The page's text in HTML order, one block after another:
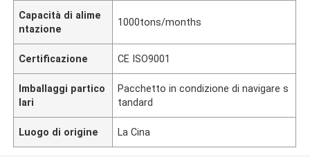
Capacità di alime
ntazione
1000tons/months
Certificazione CE ISO9001
Imballaggi partico
lari
Pacchetto in condizione di navigare s
tandard
Luogo di origine La Cina